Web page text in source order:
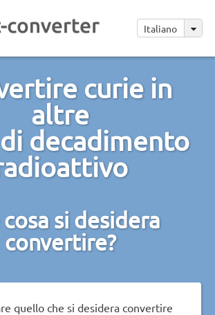
Italiano
curie in
altre
decadimento
cosa si desidera
convertire?
quello che si desidera convertire